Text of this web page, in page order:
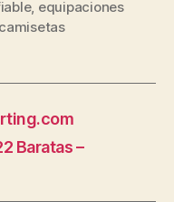
, equipaciones
Baratas –